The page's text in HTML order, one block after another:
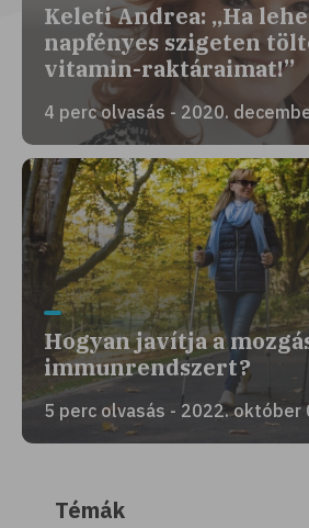
Keleti Andrea: „Ha
napfényes szigeten
vitamin-raktáraimat!”
4 perc olvasás - 2020.
Hogyan javítja a
immunrendszert?
5 perc olvasás - 2022. október
Témák